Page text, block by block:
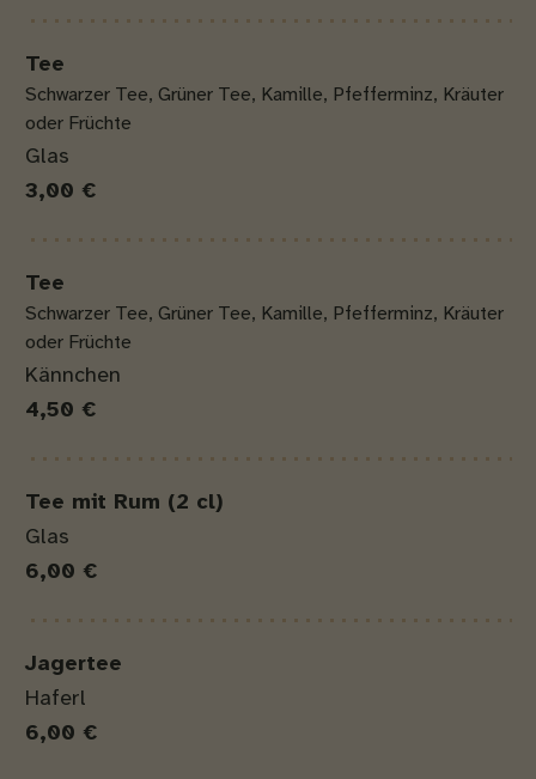
Tee
Schwarzer Tee, Grüner Tee, Kamille, Pfefferminz, Kräuter
oder Früchte
Glas
3,00 €
Tee
Schwarzer Tee, Grüner Tee, Kamille, Pfefferminz, Kräuter
oder Früchte
Kännchen
4,50 €
Tee mit Rum (2 cl)
Glas
6,00 €
Jagertee
Haferl
6,00 €